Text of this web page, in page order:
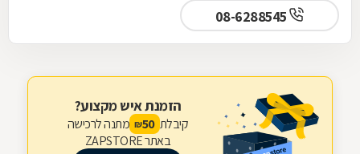
08-6288545
הזמנת איש מקצוע?
קיבלת 50
₪ מתנה לרכישה
באתר ZAPSTORE